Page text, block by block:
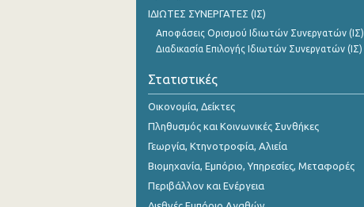
ΙΔΙΩΤΕΣ ΣΥΝΕΡΓΑΤΕΣ (ΙΣ)
Αποφάσεις Ορισμού Ιδιωτών Συνεργατών (ΙΣ)
Διαδικασία Επιλογής Ιδιωτών Συνεργατών (ΙΣ)
Στατιστικές
Οικονομία, Δείκτες
Πληθυσμός και Κοινωνικές Συνθήκες
Γεωργία, Κτηνοτροφία, Αλιεία
Βιομηχανία, Εμπόριο, Υπηρεσίες, Μεταφορές
Περιβάλλον και Ενέργεια